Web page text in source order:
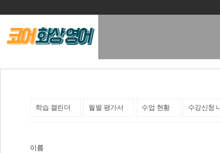
학습 캘린더 월별 평가서 수업 현황 수강신청
이름